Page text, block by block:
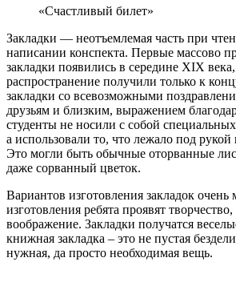
«Счастливый билет»
Закладки — неотъемлемая часть при
написании конспекта. Первые массово
закладки появились в середине XIX
распространение получили только к
закладки со всевозможными
друзьям и близким, выражением
студенты не носили с собой специальных
а использовали то, что лежало под
Это могли быть обычные оторванные
даже сорванный цветок.
Вариантов изготовления закладок очень
изготовления ребята проявят
воображение. Закладки получатся
книжная закладка – это не пустая
нужная, да просто необходимая вещь.